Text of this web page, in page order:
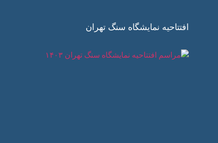
افتتاحیه نمایشگاه سنگ تهران